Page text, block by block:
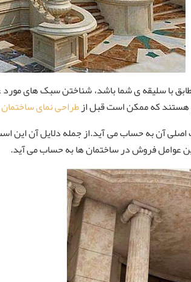
با سلیقه ی شما باشد، شناختن سبک های
هستند که ممکن است قبل ازطراحی نمای ساختمان
آن به حساب می آید.از جمله دلایل آن
عوامل فروش در ساختمان ها به حساب می آید.